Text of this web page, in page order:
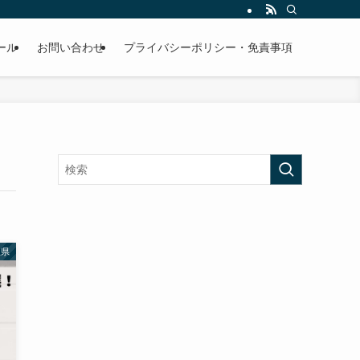
ル お問い合わせ プライバシーポリシー・免責事項